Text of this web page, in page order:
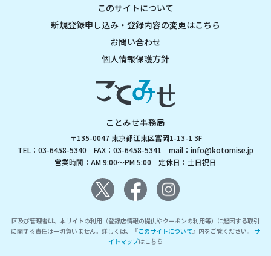
このサイトについて
新規登録申し込み・登録内容の変更はこちら
お問い合わせ
個人情報保護方針
ことみせ事務局
〒135-0047 東京都江東区富岡1-13-1 3F
TEL：03-6458-5340 FAX：03-6458-5341 mail： info@kotomise.jp
営業時間：AM 9:00～PM 5:00 定休日：土日祝日
区及び管理者は、本サイトの利用（登録店情報の提供やクーポンの利用等）に起因する取引
に関する責任は一切負いません。詳しくは、『このサイトについて』内をご覧ください。 サ
イトマップはこちら